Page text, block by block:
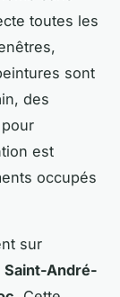
toutes les
sont
des
est
occupés
sur
Saint-André-